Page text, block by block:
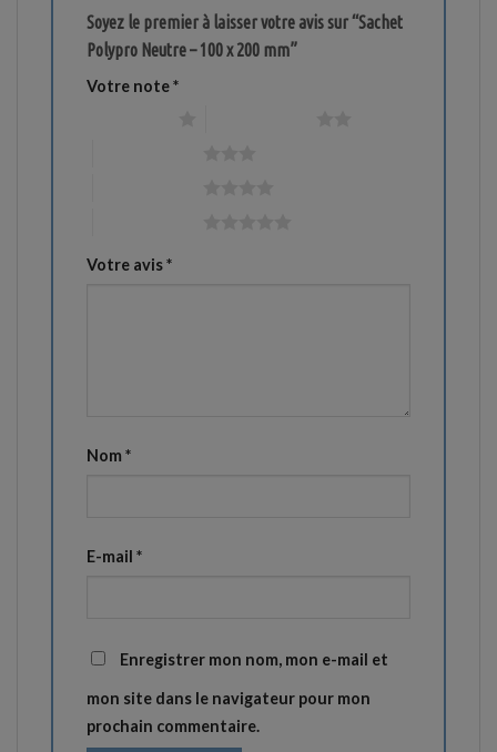
Soyez le premier à laisser votre avis sur “Sachet
Polypro Neutre – 100 x 200 mm”
Votre note*
Votre avis*
Nom *
E-mail *
Enregistrer mon nom, mon e-mail et
mon site dans le navigateur pour mon
prochain commentaire.